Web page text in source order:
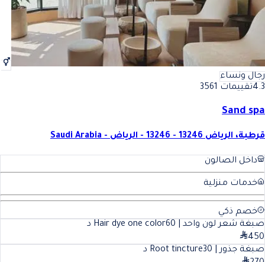
رجال ونساء
4.3تقييمات 3561
Sand spa
قرطبة، الرياض 13246 - 13246 - الرياض - Saudi Arabia
داخل الصالون
خدمات منزلية
خصم ذكي
صبغة شعر لون واحد | Hair dye one color 60
د
450
صبغة جذور | Root tincture 30
د